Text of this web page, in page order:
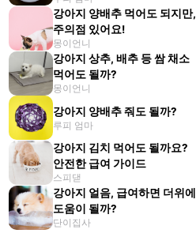
강아지 양배추 먹어도 되지만,
주의점 있어요!
몽이언니
강아지 상추, 배추 등 쌈 채소
먹어도 될까?
몽이언니
강아지 양배추 줘도 될까?
루피 엄마
강아지 김치 먹어도 될까요?
안전한 급여 가이드
스피댇
강아지 얼음, 급여하면 더위에
도움이 될까?
단이집사